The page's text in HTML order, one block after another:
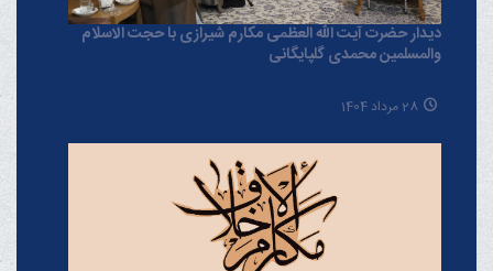
دیدار حضرت آیت الله العظمی مکارم شیرازی با حجت الاسلام
والمسلمین محمدی گلپایگانی
28 مرداد 1404